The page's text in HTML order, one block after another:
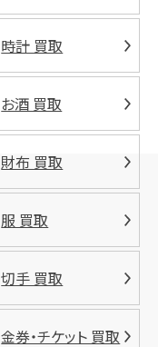
時計 買取
お酒 買取
財布 買取
服 買取
切手 買取
金券・チケット 買取